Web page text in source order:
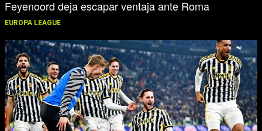
Feyenoord deja escapar ventaja ante Roma
EUROPA LEAGUE